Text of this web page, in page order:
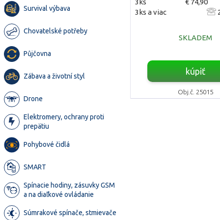
Survival výbava
Chovatelské potřeby
Půjčovna
Zábava a životní styl
Drone
Elektromery, ochrany proti
prepätiu
Pohybové čidlá
SMART
Spínacie hodiny, zásuvky GSM
a na diaľkové ovládanie
Súmrakové spínače, stmievače
3ks
€ 74,90
3ks a viac
SKLADEM
kúpiť
Obj.č. 25015